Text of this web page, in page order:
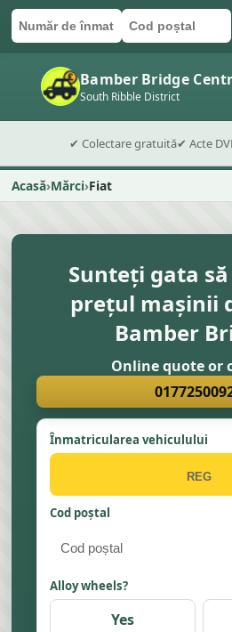
Număr de
Cod poștal
Trimite
South Ribble District
✔ Colectare gratuită✔ Acte
Acasă Mărci Fiat
Sunteți gata
prețul mașinii
Bamber
Online quote or
Înmatricularea vehiculului
Cod poștal
Alloy wheels?
Yes